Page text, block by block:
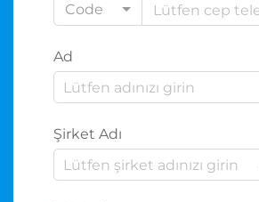
Code
Ad
Şirket Adı